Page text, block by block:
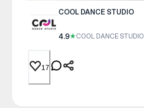
COOL DANCE STUDIO
4.9★COOL DANCE STUDIO
17